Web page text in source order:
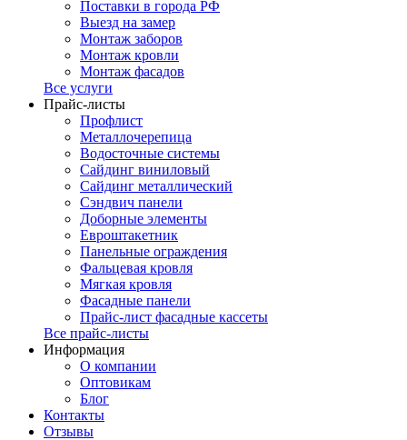
Поставки в города РФ
Выезд на замер
Монтаж заборов
Монтаж кровли
Монтаж фасадов
Все услуги
Прайс-листы
Профлист
Металлочерепица
Водосточные системы
Сайдинг виниловый
Сайдинг металлический
Сэндвич панели
Доборные элементы
Евроштакетник
Панельные ограждения
Фальцевая кровля
Мягкая кровля
Фасадные панели
Прайс-лист фасадные кассеты
Все прайс-листы
Информация
О компании
Оптовикам
Блог
Контакты
Отзывы